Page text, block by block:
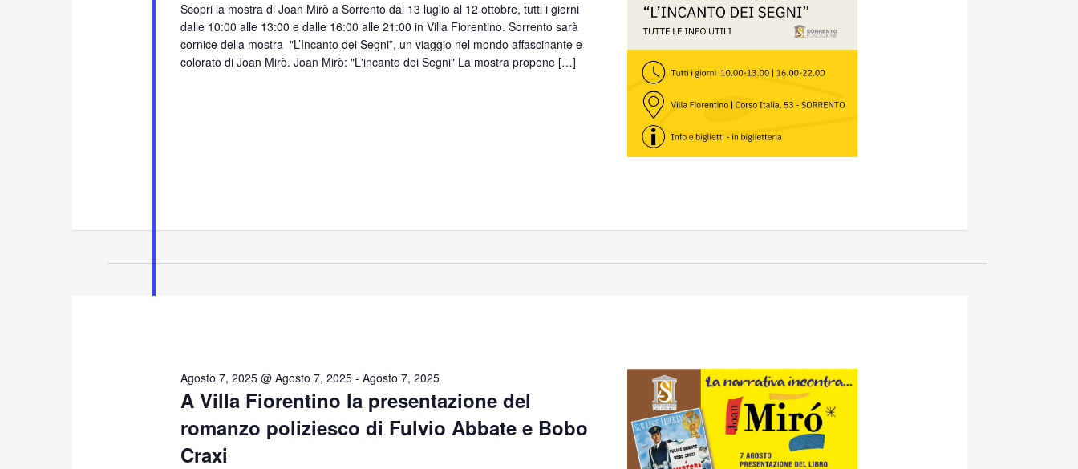
Scopri la mostra di Joan Mirò a Sorrento dal 13 luglio al 12 ottobre, tutti i giorni
dalle 10:00 alle 13:00 e dalle 16:00 alle 21:00 in Villa Fiorentino. Sorrento sarà
cornice della mostra "L’Incanto dei Segni”, un viaggio nel mondo affascinante e
colorato di Joan Mirò. Joan Mirò: "L'incanto dei Segni" La mostra propone […]
A Villa Fiorentino la presentazione del
romanzo poliziesco di Fulvio Abbate e Bobo
Craxi
Agosto 7, 2025 @ Agosto 7, 2025 -Agosto 7, 2025